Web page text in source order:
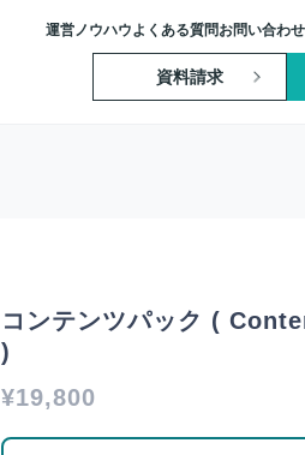
運営ノウハウよくある質問お問い合わせ
資料請求
コンテンツパック (
)
¥19,800